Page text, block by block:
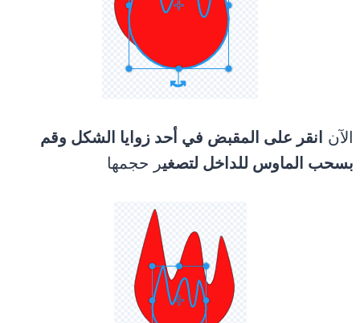
الآن انقر على المقبض في أحد زوايا الشكل وقم
بسحب الماوس للداخل لتصغير حجمها